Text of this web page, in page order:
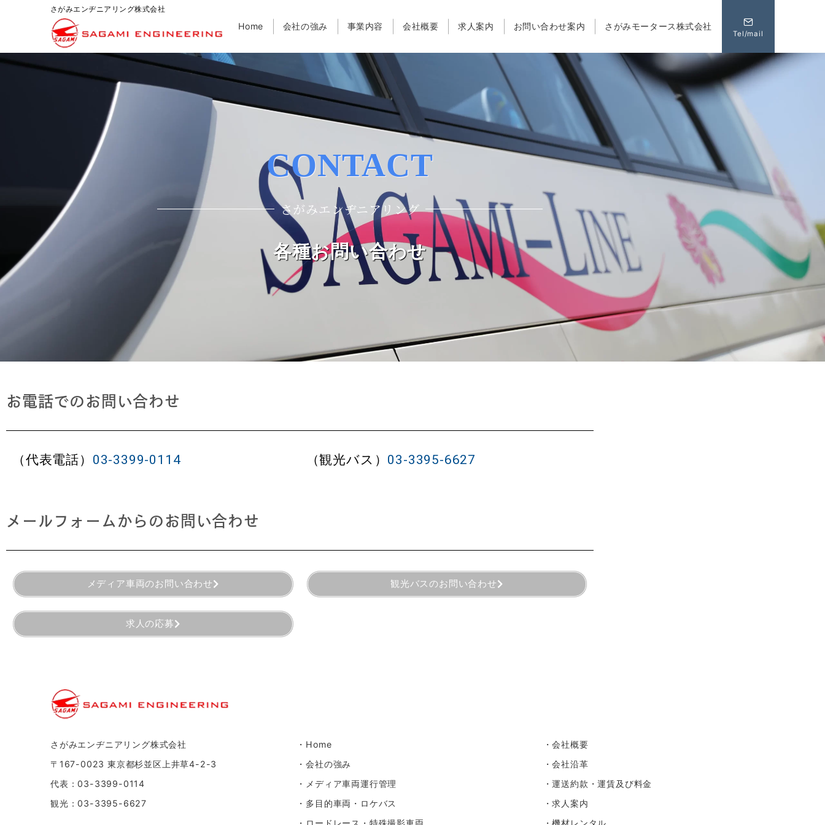
さがみエンヂニアリング株式会社
Home 会社の強み 事業内容 会社概要 求人案内 お問い合わせ案内 さがみモータース株式会社
Tel/mail
CONTACT
さがみエンヂニアリング
各種お問い合わせ
お電話でのお問い合わせ
（代表電話） 03-3399-0114 （観光バス） 03-3395-6627
メールフォームからのお問い合わせ
メディア車両のお問い合わせ 観光バスのお問い合わせ
求人の応募
さがみエンヂニアリング株式会社
〒167-0023 東京都杉並区上井草4-2-3
代表：03-3399-0114
観光：03-3395-6627
・Home
・会社の強み
・ メディア車両運行管理
・ 多目的車両・ロケバス
・会社概要
・会社沿革
・運送約款・運賃及び料金
・求人案内